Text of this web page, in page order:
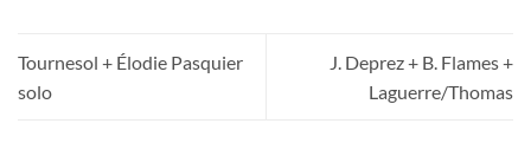
Tournesol + Élodie Pasquier
solo
J. Deprez + B. Flames +
Laguerre/Thomas